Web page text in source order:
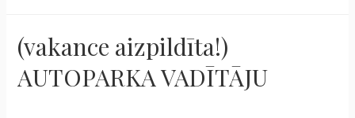
(vakance aizpildīta!)
AUTOPARKA VADĪTĀJU